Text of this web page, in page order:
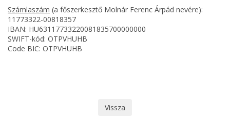
Számlaszám (a főszerkesztő Molnár Ferenc Árpád nevére):
11773322-00818357
IBAN: HU63117733220081835700000000
SWIFT-kód: OTPVHUHB
Code BIC: OTPVHUHB
Vissza